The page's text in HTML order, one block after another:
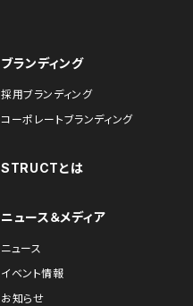
ブランディング
採用ブランディング
コーポレートブランディング
STRUCTとは
ニュース＆メディア
ニュース
イベント情報
お知らせ